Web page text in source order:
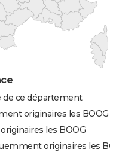
de ce département
originaires les BOOG
les BOOG
originaires les